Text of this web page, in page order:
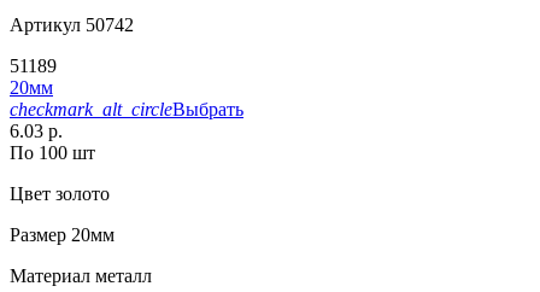
Артикул 50742
51189
20мм
checkmark_alt_circleВыбрать
6.03 р.
По 100 шт
Цвет золото
Размер 20мм
Материал металл